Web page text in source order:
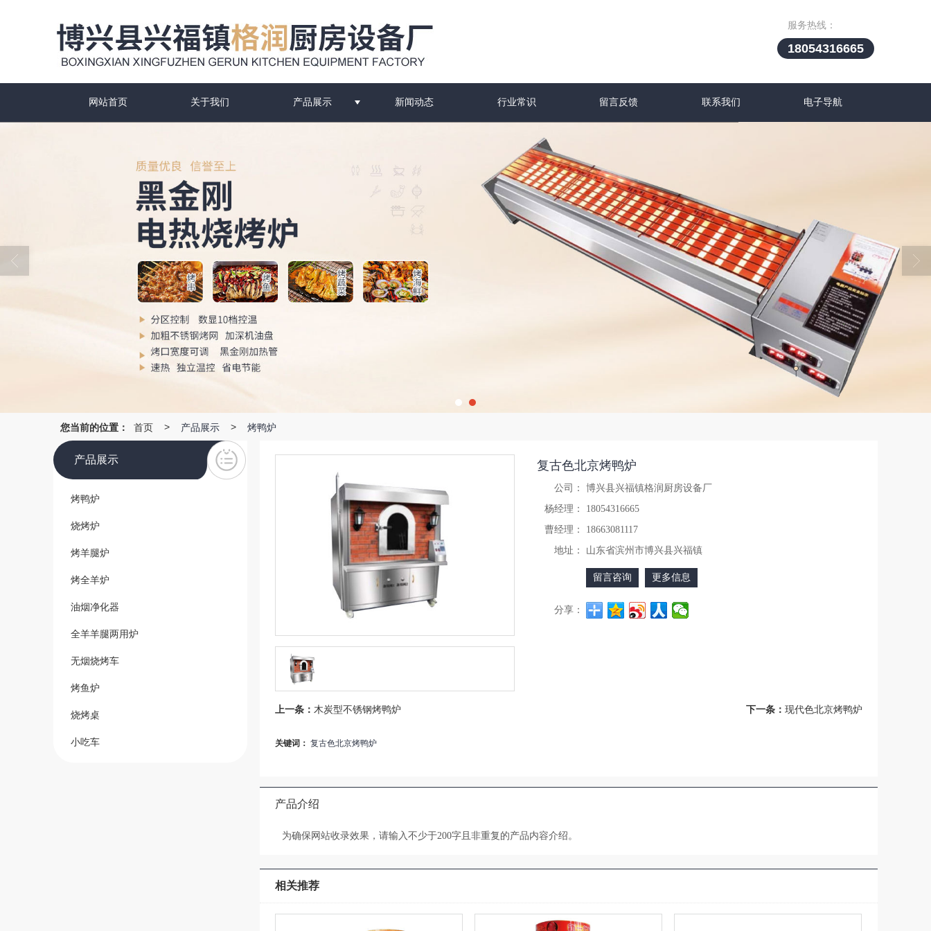
服务热线：
18054316665
网站首页 关于我们 产品展示 新闻动态 行业常识 留言反馈 联系我们 电子导航
您当前的位置： 首页 > 产品展示 > 烤鸭炉
复古色北京烤鸭炉
公司：
博兴县兴福镇格润厨房设备厂
杨经理：
18054316665
曹经理：
18663081117
地址：
山东省滨州市博兴县兴福镇
留言咨询 更多信息
分享：
上一条： 木炭型不锈钢烤鸭炉 下一条： 现代色北京烤鸭炉
关键词： 复古色北京烤鸭炉
产品介绍
为确保网站收录效果，请输入不少于200字且非重复的产品内容介绍。
相关推荐
产品展示
烤鸭炉
烧烤炉
烤羊腿炉
烤全羊炉
油烟净化器
全羊羊腿两用炉
无烟烧烤车
烤鱼炉
烧烤桌
小吃车